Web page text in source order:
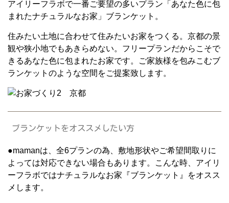
アイリーフラボで一番ご要望の多いプラン「あなた色に包
まれたナチュラルなお家」ブランケット。
住みたい土地に合わせて住みたいお家をつくる。京都の景
観や狭小地でもあきらめない。フリープランだからこそで
きるあなた色に包まれたお家です。ご家族様を包みこむブ
ランケットのような空間をご提案致します。
ブランケットをオススメしたい方
●mamanは、全6プランの為、敷地形状やご希望間取りに
よっては対応できない場合もあります。こんな時、アイリ
ーフラボではナチュラルなお家『ブランケット』をオスス
メします。